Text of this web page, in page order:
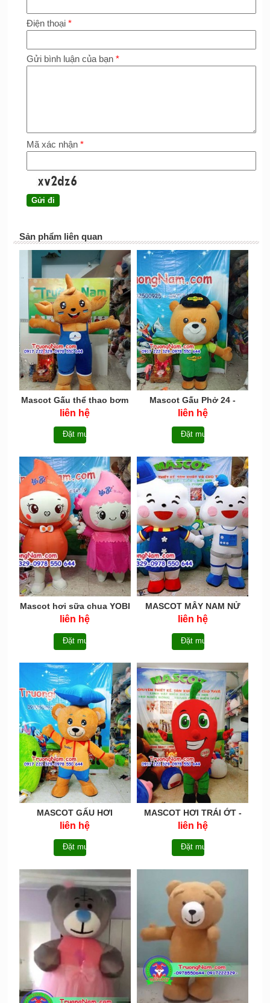
Điện thoại *
Gửi bình luận của bạn *
Mã xác nhận *
Sản phẩm liên quan
Mascot Gấu thể thao bơm
hơi
liên hệ
Đặt mua
Mascot Gấu Phở 24 -
MCHOI015
liên hệ
Đặt mua
Mascot hơi sữa chua YOBI
BABY- BIDRICO -
liên hệ
Đặt mua
MASCOT MÂY NAM NỬ
BƠM HƠI - MCHOI013
liên hệ
Đặt mua
MASCOT GẤU HƠI
SIMILAC-MASCOTHOI012
liên hệ
Đặt mua
MASCOT HƠI TRÁI ỚT -
MASCOTHOI010
liên hệ
Đặt mua